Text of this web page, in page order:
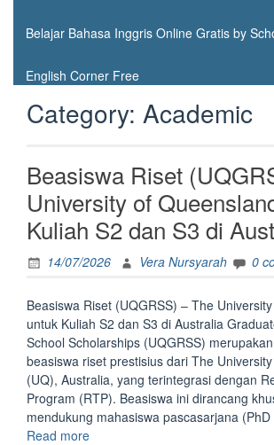
Belajar Bahasa Inggris Online Gratis by
English Corner Free
Category: Academic
Beasiswa Riset
University of
Kuliah S2 dan S3 di
14/07/2026 Vera Nursyarah 0
Beasiswa Riset (UQGRSS) – The
untuk Kuliah S2 dan S3 di Australia
School Scholarships (UQGRSS)
beasiswa riset prestisius dari The
(UQ), Australia, yang terintegrasi dengan
Program (RTP). Beasiswa ini dirancang
mendukung mahasiswa pascasarjana
Read more“Beasiswa